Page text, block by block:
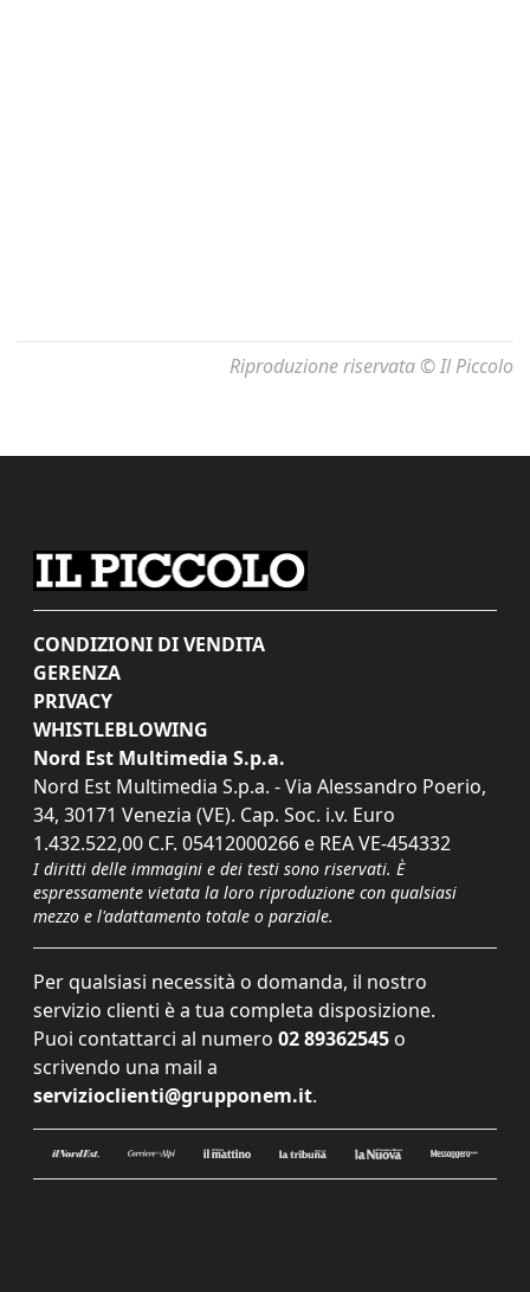
Riproduzione riservata © Il Piccolo
CONDIZIONI DI VENDITA
GERENZA
PRIVACY
WHISTLEBLOWING
Nord Est Multimedia S.p.a.
Nord Est Multimedia S.p.a. - Via Alessandro Poerio,
34, 30171 Venezia (VE). Cap. Soc. i.v. Euro
1.432.522,00 C.F. 05412000266 e REA VE-454332
I diritti delle immagini e dei testi sono riservati. È
espressamente vietata la loro riproduzione con qualsiasi
mezzo e l'adattamento totale o parziale.
Per qualsiasi necessità o domanda, il nostro
servizio clienti è a tua completa disposizione.
Puoi contattarci al numero 02 89362545 o
scrivendo una mail a
servizioclienti@grupponem.it.